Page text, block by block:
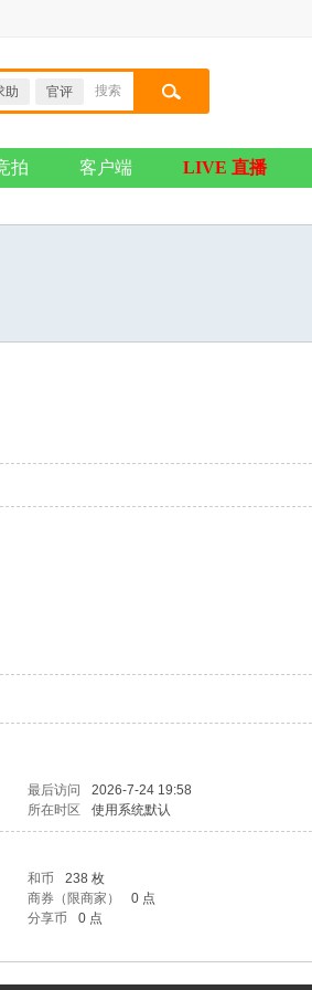
助 官评
搜索
搜索
拍 客户端 LIVE 直播
最后访问
2026-7-24 19:58
所在时区 使用系统默认
和币
238 枚
商券（限商家）
0 点
分享币 0 点